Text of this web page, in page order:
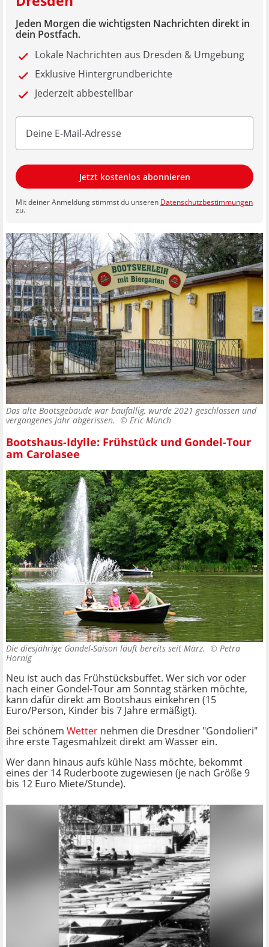
Jeden Morgen die wichtigsten Nachrichten direkt in
dein Postfach.
Lokale Nachrichten aus Dresden & Umgebung
Exklusive Hintergrundberichte
Jederzeit abbestellbar
Jetzt kostenlos abonnieren
Mit deiner Anmeldung stimmst du unseren Datenschutzbestimmungen
zu.
Das alte Bootsgebäude war baufällig, wurde 2021 geschlossen und
vergangenes Jahr abgerissen. © Eric Münch
Bootshaus-Idylle: Frühstück und Gondel-Tour
am Carolasee
Die diesjährige Gondel-Saison läuft bereits seit März. © Petra
Hornig
Neu ist auch das Frühstücksbuffet. Wer sich vor oder
nach einer Gondel-Tour am Sonntag stärken möchte,
kann dafür direkt am Bootshaus einkehren (15
Euro/Person, Kinder bis 7 Jahre ermäßigt).
Bei schönem Wetter nehmen die Dresdner "Gondolieri"
ihre erste Tagesmahlzeit direkt am Wasser ein.
Wer dann hinaus aufs kühle Nass möchte, bekommt
eines der 14 Ruderboote zugewiesen (je nach Größe 9
bis 12 Euro Miete/Stunde).